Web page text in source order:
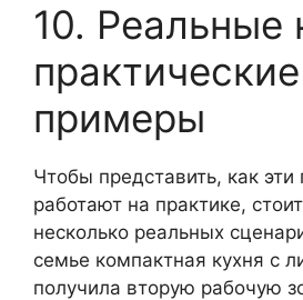
10. Реальные
практические
примеры
Чтобы представить, как
работают на практике,
несколько реальных
семье компактная кухня с
получила вторую рабочую